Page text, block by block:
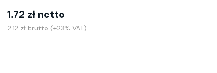
1.72 zł netto
2.12 zł brutto (+23% VAT)